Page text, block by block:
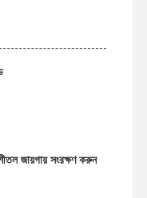
জায়গায় সংরক্ষণ করুন